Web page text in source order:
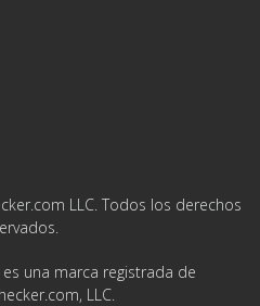
LLC. Todos los derechos
una marca registrada de
LLC.